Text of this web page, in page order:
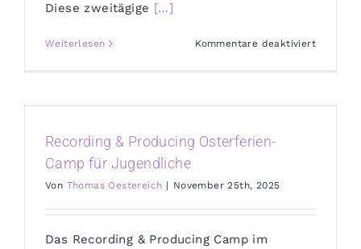
Diese zweitägige […]
Weiterlesen Kommentare deaktiviertfür
Recording & Producing Osterferien-
Camp für Jugendliche
Von Thomas Oestereich | November 25th, 2025
Das Recording & Producing Camp im